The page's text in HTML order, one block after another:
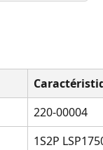
220-00004
1S2P